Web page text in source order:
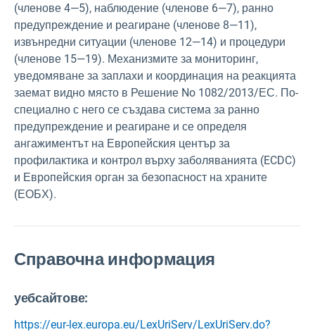
(членове 4—5), наблюдение (членове 6—7), ранно
предупреждение и реагиране (членове 8—11),
извънредни ситуации (членове 12—14) и процедури
(членове 15—19). Механизмите за мониторинг,
уведомяване за заплахи и координация на реакцията
заемат видно място в Решение No 1082/2013/ЕС. По-
специално с него се създава система за ранно
предупреждение и реагиране и се определя
ангажиментът на Европейския център за
профилактика и контрол върху заболяванията (ECDC)
и Европейския орган за безопасност на храните
(ЕОБХ).
Справочна информация
уебсайтове:
https://eur-lex.europa.eu/LexUriServ/LexUriServ.do?